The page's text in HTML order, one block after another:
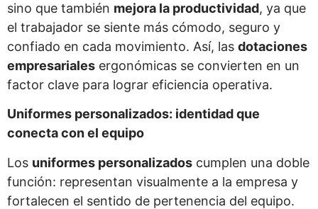
sino que también mejora la productividad, ya que
el trabajador se siente más cómodo, seguro y
confiado en cada movimiento. Así, las dotaciones
empresariales ergonómicas se convierten en un
factor clave para lograr eficiencia operativa.
Uniformes personalizados: identidad que
conecta con el equipo
Los uniformes personalizados cumplen una doble
función: representan visualmente a la empresa y
fortalecen el sentido de pertenencia del equipo.